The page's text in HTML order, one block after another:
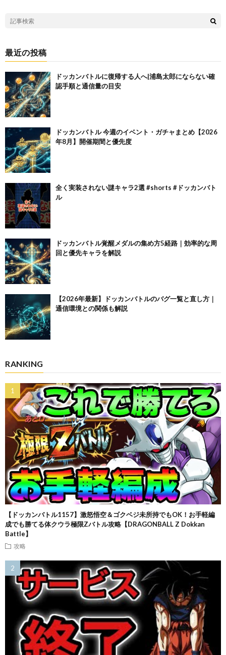
最近の投稿
ドッカンバトルに復帰する人へ|浦島太郎にならない確
認手順と通信量の目安
ドッカンバトル 今週のイベント・ガチャまとめ【2026
年8月】開催期間と優先度
全く実装されない謎キャラ2選 #shorts #ドッカンバト
ル
ドッカンバトル覚醒メダルの集め方5経路｜効率的な周
回と優先キャラを解説
【2026年最新】ドッカンバトルのバグ一覧と直し方｜
通信環境との関係も解説
RANKING
【ドッカンバトル1157】激怒悟空＆ゴクベジ未所持でもOK！お手軽編
成でも勝てる体クウラ極限Zバトル攻略【DRAGONBALL Z Dokkan
Battle】
攻略